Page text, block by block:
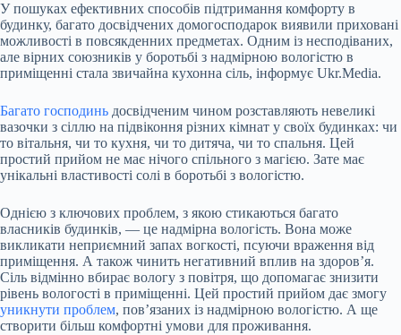
У пошуках ефективних способів підтримання комфорту в
будинку, багато досвідчених домогосподарок виявили приховані
можливості в повсякденних предметах. Одним із несподіваних,
але вірних союзників у боротьбі з надмірною вологістю в
приміщенні стала звичайна кухонна сіль, інформує Ukr.Media.
Багато господинь досвідченим чином розставляють невеликі
вазочки з сіллю на підвіконня різних кімнат у своїх будинках: чи
то вітальня, чи то кухня, чи то дитяча, чи то спальня. Цей
простий прийом не має нічого спільного з магією. Зате має
унікальні властивості солі в боротьбі з вологістю.
Однією з ключових проблем, з якою стикаються багато
власників будинків, — це надмірна вологість. Вона може
викликати неприємний запах вогкості, псуючи враження від
приміщення. А також чинить негативний вплив на здоров’я.
Сіль відмінно вбирає вологу з повітря, що допомагає знизити
рівень вологості в приміщенні. Цей простий прийом дає змогу
уникнути проблем, пов’язаних із надмірною вологістю. А ще
створити більш комфортні умови для проживання.